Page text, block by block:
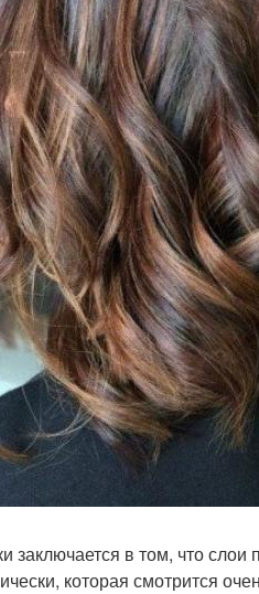
заключается в том, что слои
которая смотрится